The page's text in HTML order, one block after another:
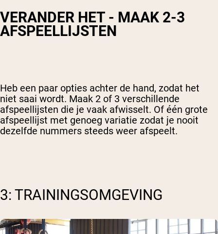
VERANDER HET - MAAK 2-3
AFSPEELLIJSTEN
Heb een paar opties achter de hand, zodat het
niet saai wordt. Maak 2 of 3 verschillende
afspeellijsten die je vaak afwisselt. Of één grote
afspeellijst met genoeg variatie zodat je nooit
dezelfde nummers steeds weer afspeelt.
3: TRAININGSOMGEVING